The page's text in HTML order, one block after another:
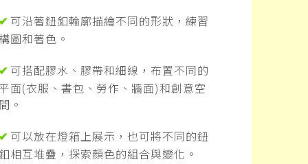
可沿著鈕釦輪廓描繪不同的形狀，練習
圖和著色。
可搭配膠水、膠帶和細線，布置不同的
面(衣服、書包、勞作、牆面)和創意空
。
可以放在燈箱上展示，也可將不同的鈕
相互堆疊，探索顏色的組合與變化。